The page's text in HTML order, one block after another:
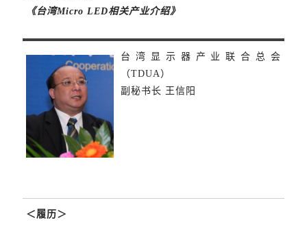
《台湾Micro LED相关产业介绍》
台湾显示器产业联合总会
（TDUA）
副秘书长 王信阳
＜履历＞